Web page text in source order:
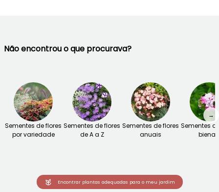
Não encontrou o que procurava?
Sementes de flores
por variedade
Sementes de flores
de A a Z
Sementes de flores
anuais
Sementes
→
Encontrar plantas adequadas para o meu jardim